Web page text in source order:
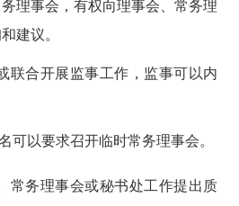
务理事会，有权向理事会、常务理
建议。
联合开展监事工作，监事可以内
可以要求召开临时常务理事会。
常务理事会或秘书处工作提出质